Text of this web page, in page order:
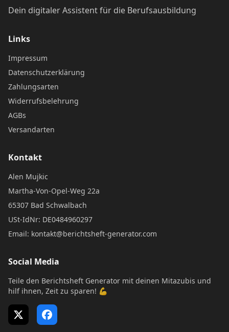
Dein digitaler Assistent für die Berufsausbildung
Links
Impressum
Datenschutzerklärung
Zahlungsarten
Widerrufsbelehrung
AGBs
Versandarten
Kontakt
Alen Mujkic
Martha-Von-Opel-Weg 22a
65307 Bad Schwalbach
USt-IdNr: DE0484960297
Email: kontakt@berichtsheft-generator.com
Social Media
Teile den Berichtsheft Generator mit deinen Mitazubis und
hilf ihnen, Zeit zu sparen! 💪
X (Twitter)Facebook